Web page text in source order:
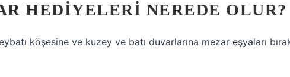
HEDIYELERI NEREDE OLUR?
köşesine ve kuzey ve batı duvarlarına mezar eşyaları